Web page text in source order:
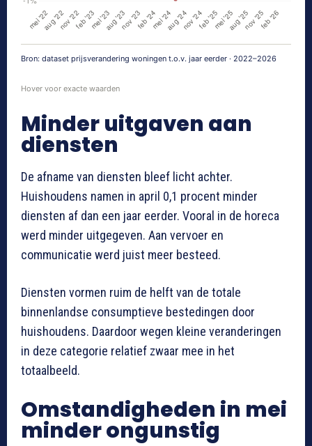
Bron: dataset prijsverandering woningen t.o.v. jaar eerder · 2022–2026
Hover voor exacte waarden
Minder uitgaven aan
diensten
De afname van diensten bleef licht achter.
Huishoudens namen in april 0,1 procent minder
diensten af dan een jaar eerder. Vooral in de horeca
werd minder uitgegeven. Aan vervoer en
communicatie werd juist meer besteed.
Diensten vormen ruim de helft van de totale
binnenlandse consumptieve bestedingen door
huishoudens. Daardoor wegen kleine veranderingen
in deze categorie relatief zwaar mee in het
totaalbeeld.
Omstandigheden in mei
minder ongunstig